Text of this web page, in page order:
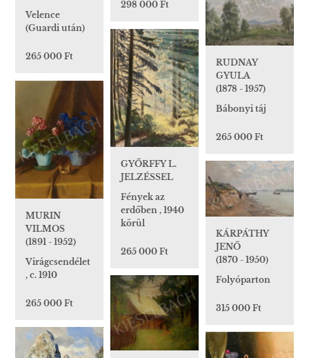
298 000 Ft
Velence
(Guardi után)
265 000 Ft
RUDNAY
GYULA
(1878 - 1957)
Bábonyi táj
265 000 Ft
GYŐRFFY L.
JELZÉSSEL
Fények az
erdőben , 1940
körül
265 000 Ft
MURIN
VILMOS
(1891 - 1952)
Virágcsendélet
, c. 1910
265 000 Ft
KÁRPÁTHY
JENŐ
(1870 - 1950)
Folyóparton
315 000 Ft